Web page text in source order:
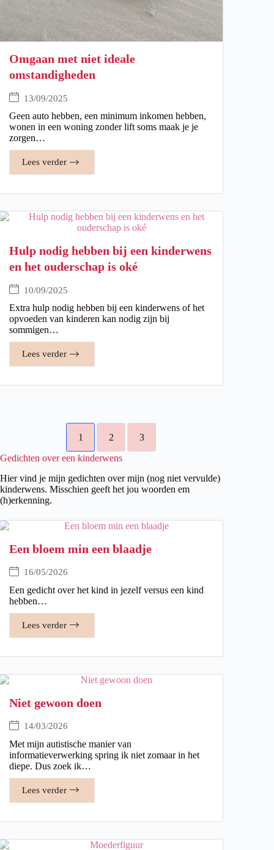
Omgaan met niet ideale
omstandigheden
13/09/2025
Geen auto hebben, een minimum inkomen hebben,
wonen in een woning zonder lift soms maak je je
zorgen…
Lees verder
Hulp nodig hebben bij een kinderwens
en het ouderschap is oké
10/09/2025
Extra hulp nodig hebben bij een kinderwens of het
opvoeden van kinderen kan nodig zijn bij
sommigen…
Lees verder
1 2
3
Gedichten over een kinderwens
Hier vind je mijn gedichten over mijn (nog niet vervulde)
kinderwens. Misschien geeft het jou woorden em
(h)erkenning.
Een bloem min een blaadje
16/05/2026
Een gedicht over het kind in jezelf versus een kind
hebben…
Lees verder
Niet gewoon doen
14/03/2026
Met mijn autistische manier van
informatieverwerking spring ik niet zomaar in het
diepe. Dus zoek ik…
Lees verder